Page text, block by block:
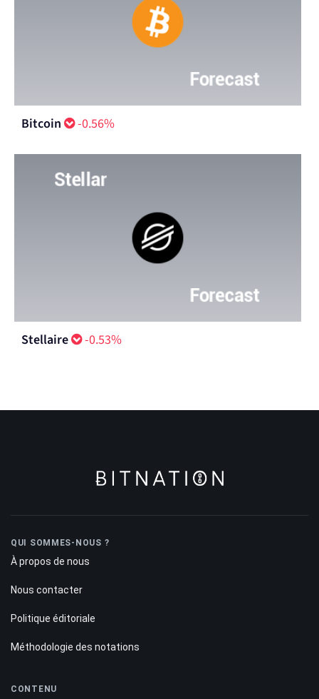
Bitcoin -0.56%
Stellaire -0.53%
QUI SOMMES-NOUS ?
À propos de nous
Nous contacter
Politique éditoriale
Méthodologie des notations
CONTENU